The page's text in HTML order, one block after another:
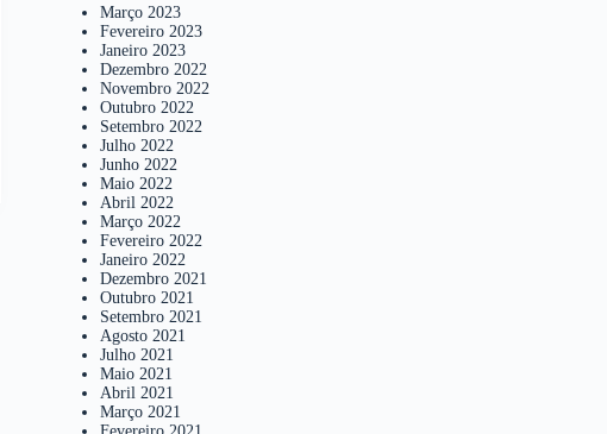
Março 2023
Fevereiro 2023
Janeiro 2023
Dezembro 2022
Novembro 2022
Outubro 2022
Setembro 2022
Julho 2022
Junho 2022
Maio 2022
Abril 2022
Março 2022
Fevereiro 2022
Janeiro 2022
Dezembro 2021
Outubro 2021
Setembro 2021
Agosto 2021
Julho 2021
Maio 2021
Abril 2021
Março 2021